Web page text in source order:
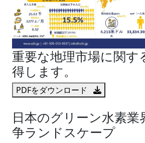
重要な地理市場に関す
得します。
PDFをダウンロード
日本のグリーン水素業
争ランドスケープ